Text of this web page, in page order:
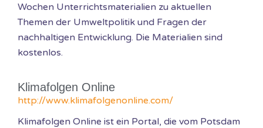
Wochen Unterrichtsmaterialien zu aktuellen
Themen der Umweltpolitik und Fragen der
nachhaltigen Entwicklung. Die Materialien sind
kostenlos.
Klimafolgen Online
http://www.klimafolgenonline.com/
Klimafolgen Online ist ein Portal, die vom Potsdam